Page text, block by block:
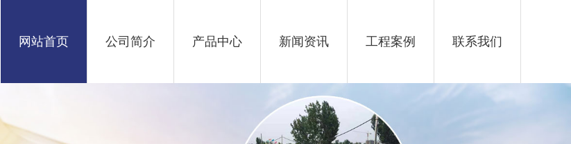
网站首页 公司简介 产品中心 新闻资讯 工程案例 联系我们